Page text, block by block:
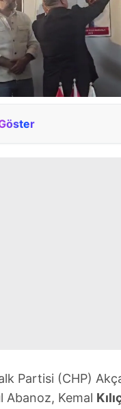
Partisi (CHP)
Abanoz, Kemal